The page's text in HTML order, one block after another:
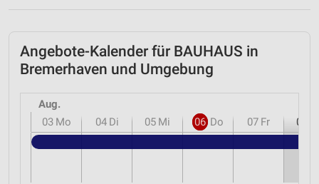
Angebote-Kalender für BAUHAUS in
Bremerhaven und Umgebung
Aug.
03 Mo 04 Di 05 Mi 06 Do 07 Fr 08